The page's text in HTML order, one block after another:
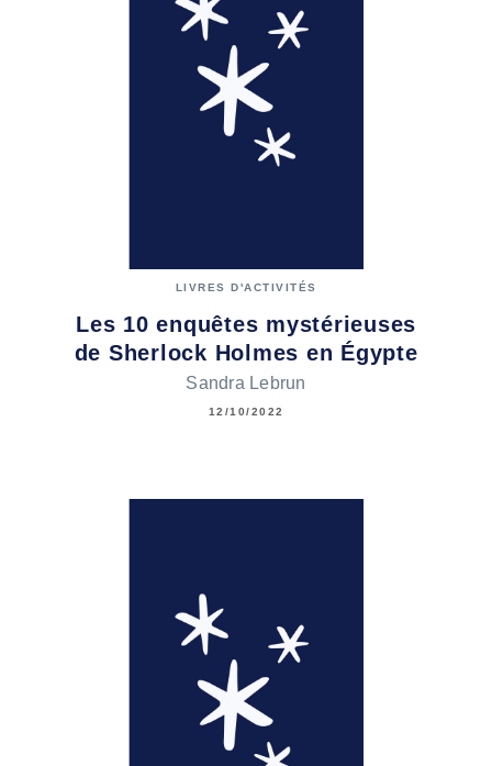
LIVRES D'ACTIVITÉS
Les 10 enquêtes mystérieuses
de Sherlock Holmes en Égypte
Sandra Lebrun
12/10/2022